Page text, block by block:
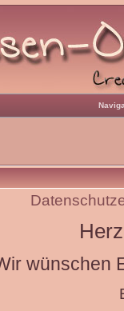
wünschen